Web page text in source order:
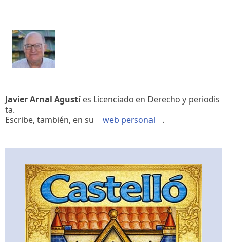
Javier Arnal Agustíes Licenciado en Derecho y periodis
ta.
Escribe, también, en su
web personal .